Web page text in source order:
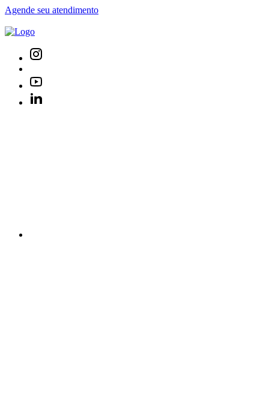
Agende seu atendimento